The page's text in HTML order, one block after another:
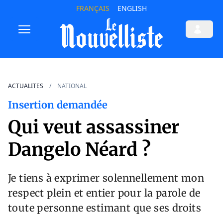
FRANÇAIS ENGLISH
ACTUALITES NATIONAL
Insertion demandée
Qui veut assassiner
Dangelo Néard ?
Je tiens à exprimer solennellement mon
respect plein et entier pour la parole de
toute personne estimant que ses droits